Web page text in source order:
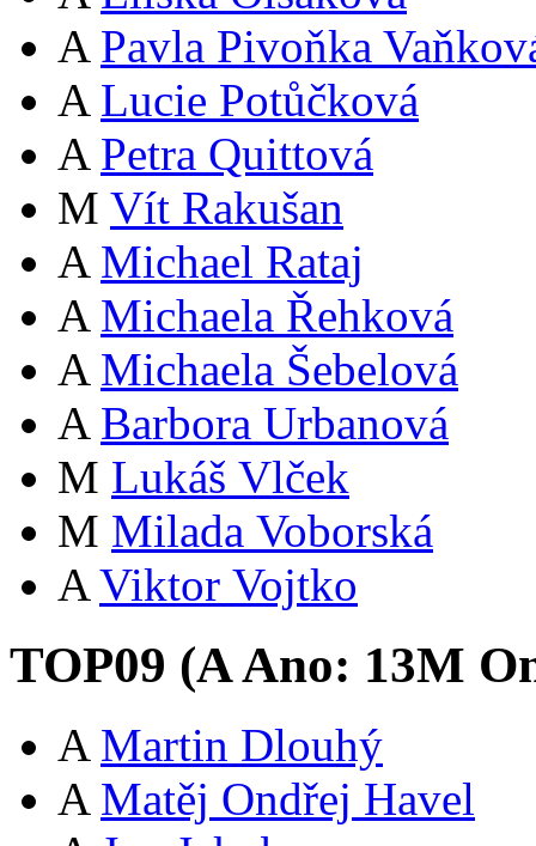
A Pavla Pivoňka
A Lucie Potůčková
A Petra Quittová
M Vít Rakušan
A Michael Rataj
A Michaela Řehková
A Michaela Šebelová
A Barbora Urbanová
M Lukáš Vlček
M Milada Voborská
A Viktor Vojtko
TOP09 (AAno: 13M
A Martin Dlouhý
A Matěj Ondřej Havel